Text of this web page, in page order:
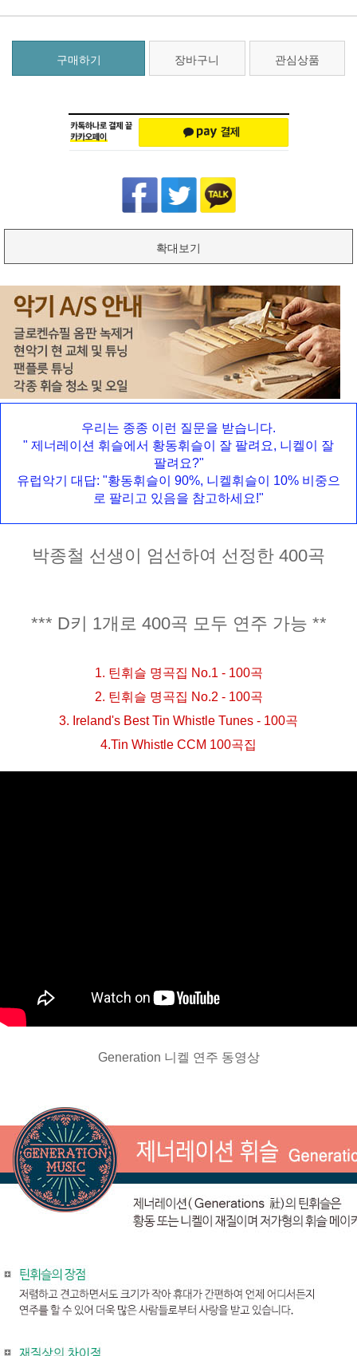
구매하기 장바구니 관심상품
확대보기
우리는 종종 이런 질문을 받습니다.
" 제너레이션 휘슬에서 황동휘슬이 잘 팔려요, 니켈이 잘
팔려요?"
유럽악기 대답: "황동휘슬이 90%, 니켈휘슬이 10% 비중으
로 팔리고 있음을 참고하세요!"
박종철 선생이 엄선하여 선정한 400곡
*** D키 1개로 400곡 모두 연주 가능 **
1. 틴휘슬 명곡집 No.1 - 100곡
2. 틴휘슬 명곡집 No.2 - 100곡
3. Ireland's Best Tin Whistle Tunes - 100곡
4.Tin Whistle CCM 100곡집
Generation 니켈 연주 동영상